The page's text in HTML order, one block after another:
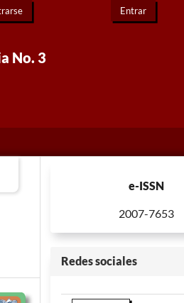
No. 3
Entrar
e-ISSN
2007-7653
Redes sociales